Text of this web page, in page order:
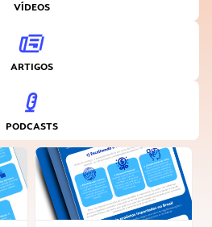
VÍDEOS
ARTIGOS
PODCASTS